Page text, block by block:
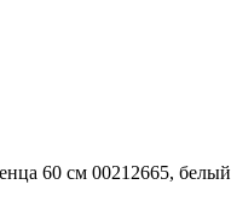
60 см 00212665, белый